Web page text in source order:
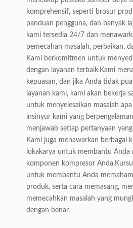
komprehensif, seperti brosur
panduan pengguna, dan banyak
kami tersedia 24/7 dan
pemecahan masalah, perbaikan,
Kami berkomitmen untuk
dengan layanan terbaik.Kami
kepuasan, dan jika Anda tidak
layanan kami, kami akan bekerja
untuk menyelesaikan masalah
insinyur kami yang
menjawab setiap pertanyaan
Kami juga menawarkan berbagai
lokakarya untuk membantu Anda
komponen kompresor
untuk membantu Anda
produk, serta cara memasang,
memecahkan masalah yang
dengan benar.